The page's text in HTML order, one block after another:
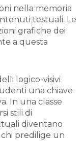
nella memoria
testuali. Le
grafiche dei
a questa
logico-visivi
una chiave
In una classe
stili di
diventano
predilige un